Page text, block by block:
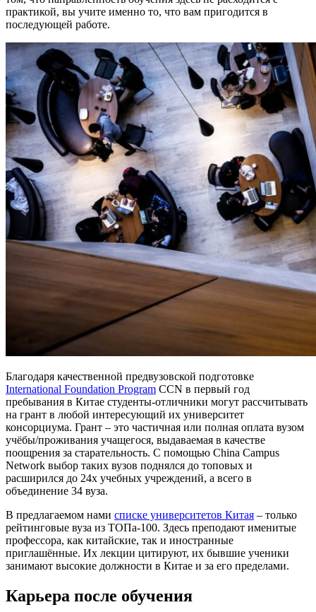
практикой, вы учите именно то, что вам пригодится в
последующей работе.
Благодаря качественной предвузовской подготовке
International Foundation Program CCN в первый год
пребывания в Китае студенты-отличники могут рассчитывать
на грант в любой интересующий их университет
консорциума. Грант – это частичная или полная оплата вузом
учёбы/проживания учащегося, выдаваемая в качестве
поощрения за старательность. С помощью China Campus
Network выбор таких вузов поднялся до топовых и
расширился до 24х учебных учреждений, а всего в
объединение 34 вуза.
В предлагаемом нами списке университетов Китая – только
рейтинговые вуза из ТОПа-100. Здесь преподают именитые
профессора, как китайские, так и иностранные
приглашённые. Их лекции цитируют, их бывшие ученики
занимают высокие должности в Китае и за его пределами.
Карьера после обучения